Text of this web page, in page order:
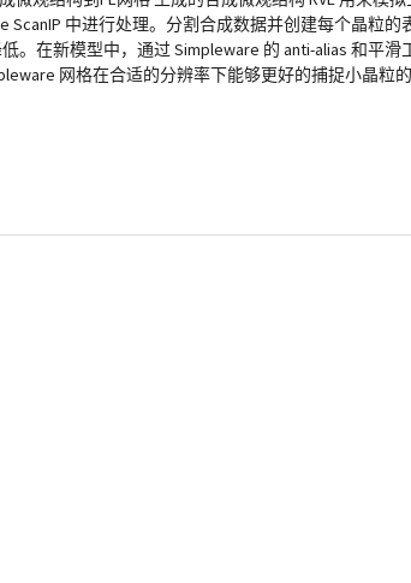
ScanIP 中进行处理。分割合成数据并创建每个晶粒
。在新模型中，通过 Simpleware 的 anti-alias 和平
网格在合适的分辨率下能够更好的捕捉小晶